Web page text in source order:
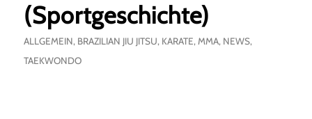
(Sportgeschichte)
ALLGEMEIN, BRAZILIAN JIU JITSU, KARATE, MMA, NEWS,
TAEKWONDO